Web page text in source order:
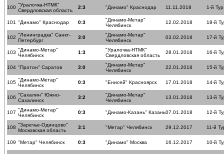
100 "Уралочка-НТМК"
Свердловская область
2:3 "Динамо" Краснодар 11.11.2018 1-й Тур
101 "Динамо" Краснодар 0:3
"Динамо-Метар"
Челябинск
12.02.2018 18-й
102 "Ленинградка" Санкт-
Петербург
3:0
"Динамо-Метар"
Челябинск
03.02.2018 17-й
103 "Динамо-Метар"
Челябинск
1:3
"Уралочка-НТМК"
Свердловская область
28.01.2018 16-й
104 "Протон" Саратов 3:0
"Динамо-Метар"
Челябинск
22.01.2018 15-й
105 "Динамо-Метар"
Челябинск
0:3 "Енисей" Красноярск 17.01.2018 14-й
106 "Сахалин" Южно-
Сахалинск
3:2
"Динамо-Метар"
Челябинск
13.01.2018 13-й
107 "Динамо-Метар"
Челябинск
0:3 "Динамо-Казань" Казань07.01.2018 12-й
108 "Заречье-Одинцово"
Московская область
3:1 "Метар" Челябинск 29.12.2017 11-й
109 "Метар" Челябинск 0:3 "Динамо" Москва 16.12.2017 10-й